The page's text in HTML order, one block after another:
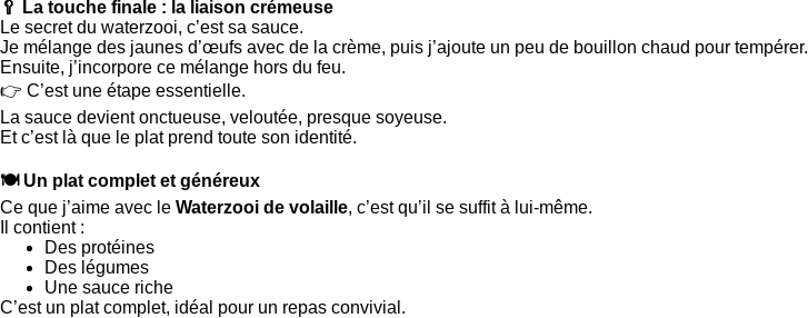
🥄 La touche finale : la liaison crémeuse
Le secret du waterzooi, c’est sa sauce.
Je mélange des jaunes d’œufs avec de la crème, puis j’ajoute un peu de bouillon chaud pour tempérer.
Ensuite, j’incorpore ce mélange hors du feu.
👉 C’est une étape essentielle.
La sauce devient onctueuse, veloutée, presque soyeuse.
Et c’est là que le plat prend toute son identité.
🍽️ Un plat complet et généreux
Ce que j’aime avec le Waterzooi de volaille, c’est qu’il se suffit à lui-même.
Il contient :
Des protéines
Des légumes
Une sauce riche
C’est un plat complet, idéal pour un repas convivial.